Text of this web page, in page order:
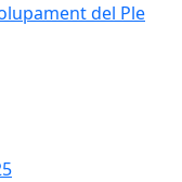
del Ple